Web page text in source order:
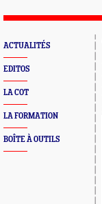
ACTUALITÉS
EDITOS
LA COT
LA FORMATION
BOÎTE À OUTILS